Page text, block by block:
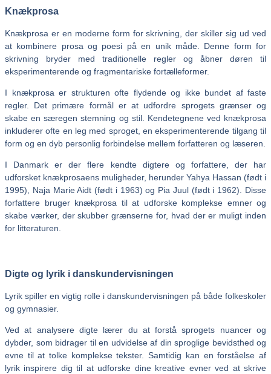
Knækprosa
Knækprosa er en moderne form for skrivning, der skiller sig ud ved
at kombinere prosa og poesi på en unik måde. Denne form for
skrivning bryder med traditionelle regler og åbner døren til
eksperimenterende og fragmentariske fortælleformer.
I knækprosa er strukturen ofte flydende og ikke bundet af faste
regler. Det primære formål er at udfordre sprogets grænser og
skabe en særegen stemning og stil. Kendetegnene ved knækprosa
inkluderer ofte en leg med sproget, en eksperimenterende tilgang til
form og en dyb personlig forbindelse mellem forfatteren og læseren.
I Danmark er der flere kendte digtere og forfattere, der har
udforsket knækprosaens muligheder, herunder Yahya Hassan (født i
1995), Naja Marie Aidt (født i 1963) og Pia Juul (født i 1962). Disse
forfattere bruger knækprosa til at udforske komplekse emner og
skabe værker, der skubber grænserne for, hvad der er muligt inden
for litteraturen.
Digte og lyrik i danskundervisningen
Lyrik spiller en vigtig rolle i danskundervisningen på både folkeskoler
og gymnasier.
Ved at analysere digte lærer du at forstå sprogets nuancer og
dybder, som bidrager til en udvidelse af din sproglige bevidsthed og
evne til at tolke komplekse tekster. Samtidig kan en forståelse af
lyrik inspirere dig til at udforske dine kreative evner ved at skrive